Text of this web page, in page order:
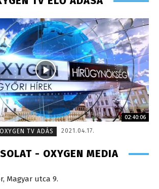
02:40:06
OXYGEN TV ADÁS
2021.04.17.
- OXYGEN MEDIA
Magyar utca 9.